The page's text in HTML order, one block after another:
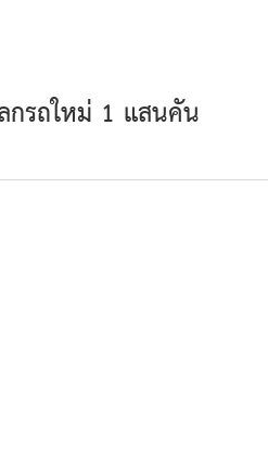
กรถใหม่ 1 แสนคัน